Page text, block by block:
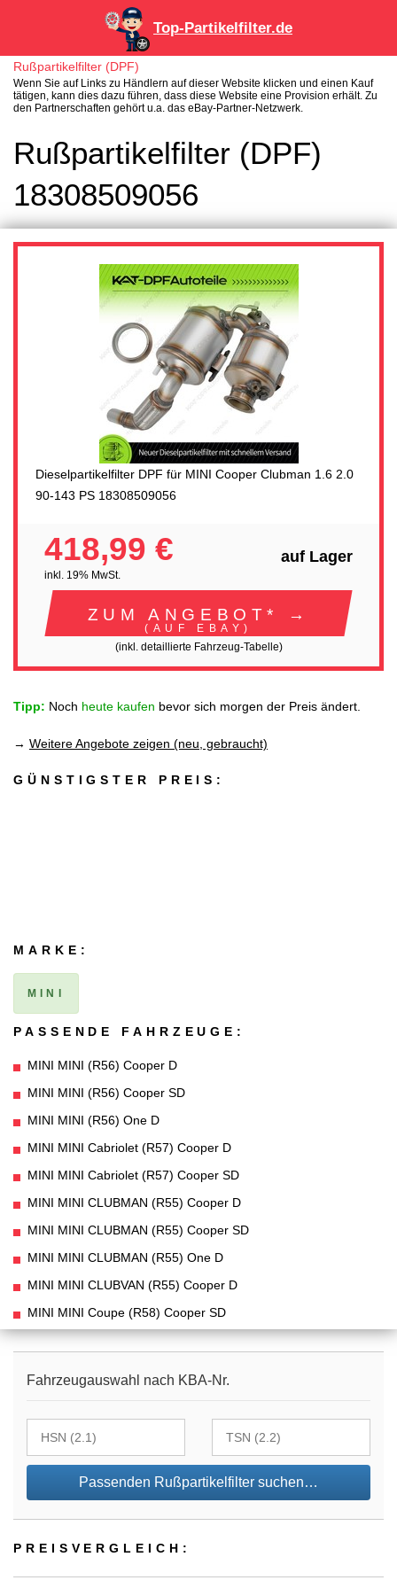
Top-Partikelfilter.de
Rußpartikelfilter (DPF)
Wenn Sie auf Links zu Händlern auf dieser Website klicken und einen Kauf
tätigen, kann dies dazu führen, dass diese Website eine Provision erhält. Zu
den Partnerschaften gehört u.a. das eBay-Partner-Netzwerk.
Rußpartikelfilter (DPF)
18308509056
Dieselpartikelfilter DPF für MINI Cooper Clubman 1.6 2.0
90-143 PS 18308509056
418,99 €
inkl. 19% MwSt.
auf Lager
ZUM ANGEBOT* →
(AUF EBAY)
(inkl. detaillierte Fahrzeug-Tabelle)
Tipp: Noch heute kaufen bevor sich morgen der Preis ändert.
→ Weitere Angebote zeigen (neu, gebraucht)
GÜNSTIGSTER PREIS:
MARKE:
MINI
PASSENDE FAHRZEUGE:
MINI MINI (R56) Cooper D
MINI MINI (R56) Cooper SD
MINI MINI (R56) One D
MINI MINI Cabriolet (R57) Cooper D
MINI MINI Cabriolet (R57) Cooper SD
MINI MINI CLUBMAN (R55) Cooper D
MINI MINI CLUBMAN (R55) Cooper SD
MINI MINI CLUBMAN (R55) One D
MINI MINI CLUBVAN (R55) Cooper D
MINI MINI Coupe (R58) Cooper SD
Fahrzeugauswahl nach KBA-Nr.
Passenden Rußpartikelfilter suchen…
PREIS­VER­GLEICH: